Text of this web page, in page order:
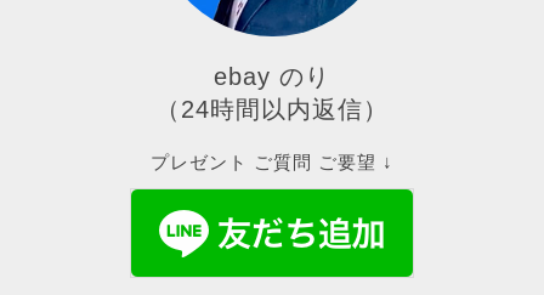
ebay のり
（24時間以内返信）
プレゼント ご質問 ご要望 ↓